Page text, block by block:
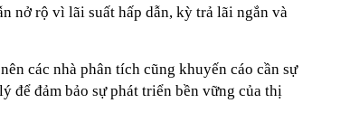
nở rộ vì lãi suất hấp dẫn, kỳ trả lãi ngắn và
các nhà phân tích cũng khuyến cáo cần sự
để đảm bảo sự phát triển bền vững của thị